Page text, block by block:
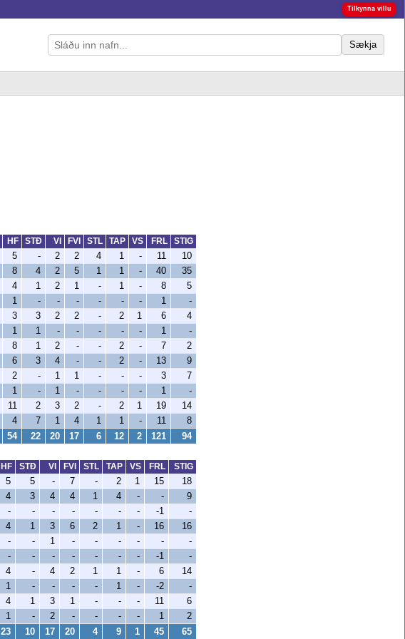
Tilkynna villu
Sækja
HF STÐ VI FVI STL TAP VS FRL
STIG
5 - 2 2 4 1 - 11
10
8 4 2 5 1 1 - 40
35
4 1 2 1 - 1 - 8
5
1 - - - - - - 1
-
3 3 2 2 - 2 1 6
4
1 1 - - - - - 1
-
8 1 2 - - 2 - 7
2
6 3 4 - - 2 - 13
9
2 - 1 1 - - - 3
7
1 - 1 - - - - 1
-
11 2 3 2 - 2 1 19
14
4 7 1 4 1 1 - 11 8
54 22 20 17 6 12 2 121 94
HF STÐ VI FVI STL TAP VS FRL
STIG
5 5 - 7 - 2 1 15
18
4 3 4 4 1 4 - -
9
- - - - - - - -1
-
4 1 3 6 2 1 - 16
16
- - 1 - - - - -
-
- - - - - - - -1
-
4 - 4 2 1 1 - 6
14
1 - - - - 1 - -2
-
4 1 3 1 - - - 11
6
1 - 2 - - - - 1 2
23 10 17 20 4 9 1 45 65